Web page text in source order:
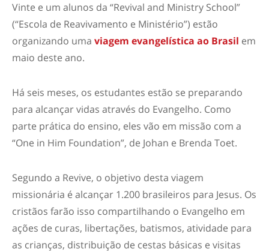
Vinte e um alunos da “Revival and Ministry School”
(“Escola de Reavivamento e Ministério”) estão
organizando uma viagem evangelística ao Brasil em
maio deste ano.
Há seis meses, os estudantes estão se preparando
para alcançar vidas através do Evangelho. Como
parte prática do ensino, eles vão em missão com a
“One in Him Foundation”, de Johan e Brenda Toet.
Segundo a Revive, o objetivo desta viagem
missionária é alcançar 1.200 brasileiros para Jesus. Os
cristãos farão isso compartilhando o Evangelho em
ações de curas, libertações, batismos, atividade para
as crianças, distribuição de cestas básicas e visitas